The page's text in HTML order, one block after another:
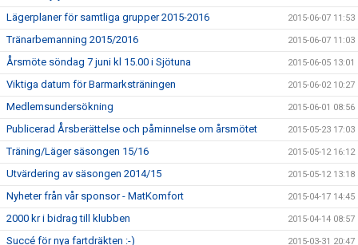
Lägerplaner för samtliga grupper 2015-2016 2015-06-07 11:53
Tränarbemanning 2015/2016 2015-06-07 11:03
Årsmöte söndag 7 juni kl 15.00 i Sjötuna 2015-06-05 13:01
Viktiga datum för Barmarksträningen 2015-06-02 10:27
Medlemsundersökning 2015-06-01 08:56
Publicerad Årsberättelse och påminnelse om årsmötet 2015-05-23 17:03
Träning/Läger säsongen 15/16 2015-05-12 16:12
Utvärdering av säsongen 2014/15 2015-05-12 13:18
Nyheter från vår sponsor - MatKomfort 2015-04-17 14:45
2000 kr i bidrag till klubben 2015-04-14 08:57
Succé för nya fartdräkten :-) 2015-03-31 20:47